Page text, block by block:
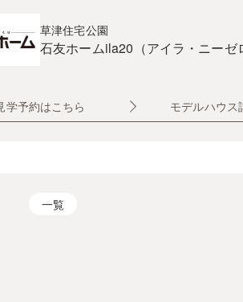
草津住宅公園
石友ホームila20（アイラ・ニーゼ
学予約はこちら モデルハウス
一覧